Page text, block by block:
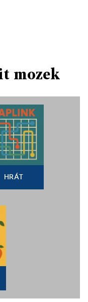
mozek
HRÁT